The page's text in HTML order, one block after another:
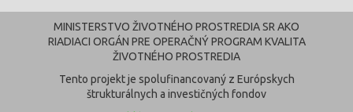
MINISTERSTVO ŽIVOTNÉHO PROSTREDIA SR AKO
RIADIACI ORGÁN PRE OPERAČNÝ PROGRAM KVALITA
ŽIVOTNÉHO PROSTREDIA
Tento projekt je spolufinancovaný z Európskych
štrukturálnych a investičných fondov